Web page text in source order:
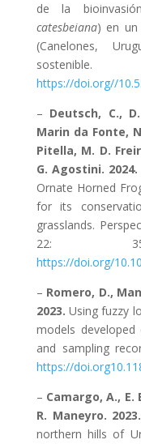
de la
catesbeiana) en un
(Canelones,
https://doi.org//
– Deutsch, C.,
Marin da Fonte,
Pitella, M. D.
G. Agostini. 2024.
Ornate Horned
for its
grasslands.
22:
https://doi.org/
– Romero, D.,
2023. Using fuzzy
models
and sampling
https://
– Camargo, A., E.
R. Maneyro. 2023.
northern hills of